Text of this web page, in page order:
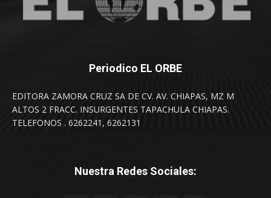
Periodico EL ORBE
EDITORA ZAMORA CRUZ SA DE CV. AV. CHIAPAS, MZ M
ALTOS 2 FRACC. INSURGENTES TAPACHULA CHIAPAS.
TELEFONOS . 6262241, 6262131
Nuestra Redes Sociales: